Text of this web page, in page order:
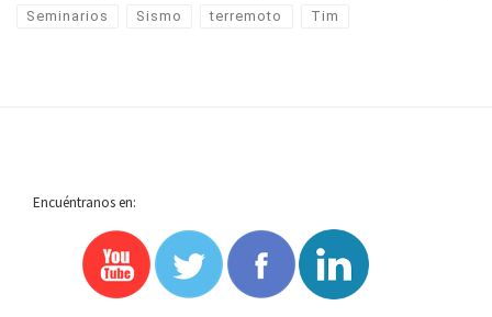
Seminarios Sismo terremoto Tim
Encuéntranos en: